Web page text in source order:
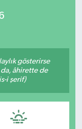
gösterirse
da, âhirette de
i şerif)